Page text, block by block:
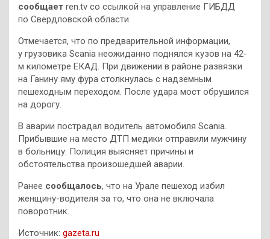
сообщает ren.tv со ссылкой на управление ГИБДД
по Свердловской области.
Отмечается, что по предварительной информации,
у грузовика Scania неожиданно поднялся кузов на 42-
м километре ЕКАД. При движении в районе развязки
на Ганину яму фура столкнулась с надземным
пешеходным переходом. После удара мост обрушился
на дорогу.
В аварии пострадал водитель автомобиля Scania.
Прибывшие на место ДТП медики отправили мужчину
в больницу. Полиция выясняет причины и
обстоятельства произошедшей аварии.
Ранее сообщалось, что на Урале пешеход избил
женщину-водителя за то, что она не включала
поворотник.
Источник: gazeta.ru